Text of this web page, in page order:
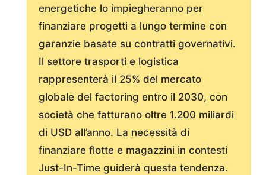
energetiche lo impiegheranno per
finanziare progetti a lungo termine con
garanzie basate su contratti governativi.
Il settore trasporti e logistica
rappresenterà il 25% del mercato
globale del factoring entro il 2030, con
società che fatturano oltre 1.200 miliardi
di USD all’anno. La necessità di
finanziare flotte e magazzini in contesti
Just-In-Time guiderà questa tendenza.